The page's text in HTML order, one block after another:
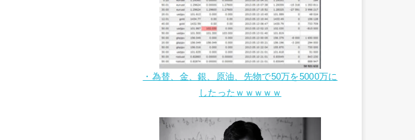
・為替、金、銀、原油、先物で50万を5000万に
したったｗｗｗｗｗ